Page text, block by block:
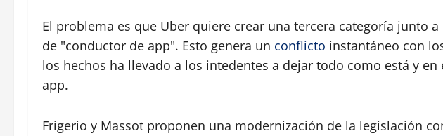
El problema es que Uber quiere crear una tercera categoría junto
de "conductor de app". Esto genera un conflicto instantáneo con
los hechos ha llevado a los intedentes a dejar todo como está y en
app.
Frigerio y Massot proponen una modernización de la legislación